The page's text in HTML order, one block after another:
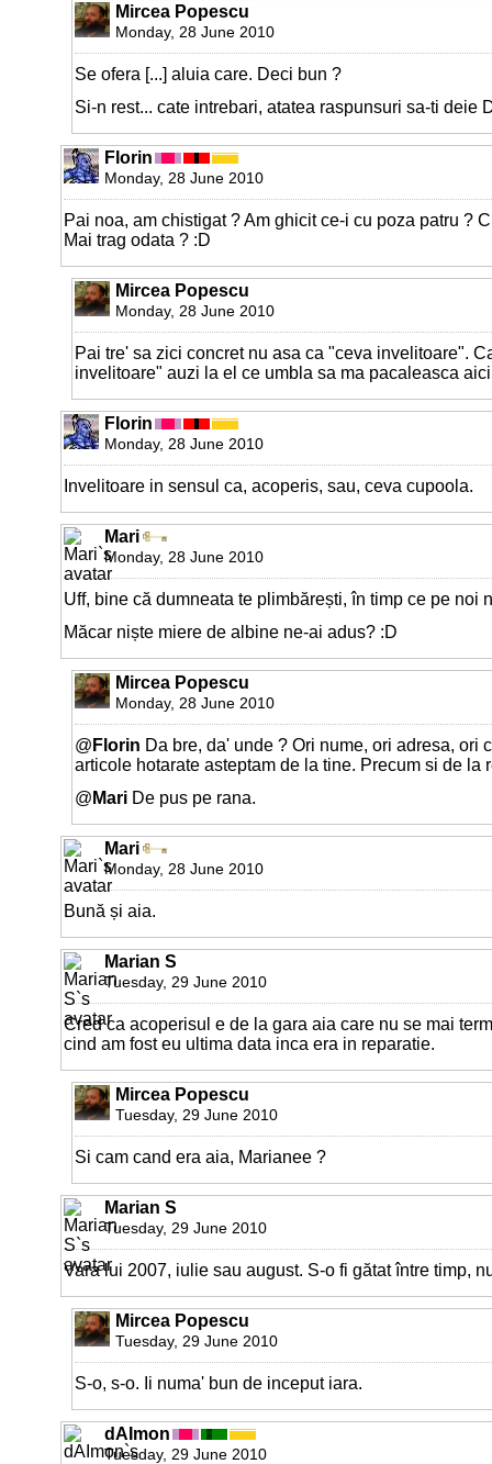
Mircea Popescu
Monday, 28 June 2010
Se ofera [...] aluia care. Deci bun ?
Si-n rest... cate intrebari, atatea raspunsuri sa-ti deie
Florin
Monday, 28 June 2010
Pai noa, am chistigat ? Am ghicit ce-i cu poza patru ?
Mai trag odata ? :D
Mircea Popescu
Monday, 28 June 2010
Pai tre' sa zici concret nu asa ca "ceva invelitoare".
invelitoare" auzi la el ce umbla sa ma pacaleasca
Florin
Monday, 28 June 2010
Invelitoare in sensul ca, acoperis, sau, ceva cupoola.
Mari
Monday, 28 June 2010
Uff, bine că dumneata te plimbărești, în timp ce pe noi
Măcar niște miere de albine ne-ai adus? :D
Mircea Popescu
Monday, 28 June 2010
@ Florin Da bre, da' unde ? Ori nume, ori adresa, ori
articole hotarate asteptam de la tine. Precum si de la
@ Mari De pus pe rana.
Mari
Monday, 28 June 2010
Bună și aia.
Marian S
Tuesday, 29 June 2010
Cred ca acoperisul e de la gara aia care nu se mai
cind am fost eu ultima data inca era in reparatie.
Mircea Popescu
Tuesday, 29 June 2010
Si cam cand era aia, Marianee ?
Marian S
Tuesday, 29 June 2010
Vara lui 2007, iulie sau august. S-o fi gătat între timp,
Mircea Popescu
Tuesday, 29 June 2010
S-o, s-o. Ii numa' bun de inceput iara.
dAImon
Tuesday, 29 June 2010